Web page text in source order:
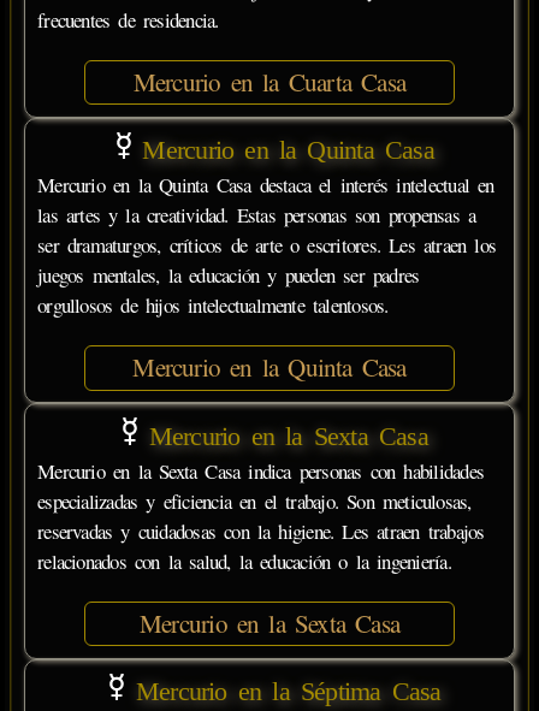
frecuentes de residencia.
Mercurio en la Cuarta Casa
Mercurio en la Quinta Casa
Mercurio en la Quinta Casa destaca el interés intelectual en
las artes y la creatividad. Estas personas son propensas a
ser dramaturgos, críticos de arte o escritores. Les atraen los
juegos mentales, la educación y pueden ser padres
orgullosos de hijos intelectualmente talentosos.
Mercurio en la Quinta Casa
Mercurio en la Sexta Casa
Mercurio en la Sexta Casa indica personas con habilidades
especializadas y eficiencia en el trabajo. Son meticulosas,
reservadas y cuidadosas con la higiene. Les atraen trabajos
relacionados con la salud, la educación o la ingeniería.
Mercurio en la Sexta Casa
Mercurio en la Séptima Casa